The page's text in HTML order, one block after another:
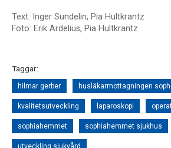
Text: Inger Sundelin, Pia Hultkrantz
Foto: Erik Ardelius, Pia Hultkrantz
Taggar:
hilmar gerber husläkarmottagningen
kvalitetsutveckling laparoskopi
sophiahemmet sophiahemmet sjukhus
utveckling sjukvård